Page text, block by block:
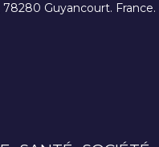
Guyancourt. France.